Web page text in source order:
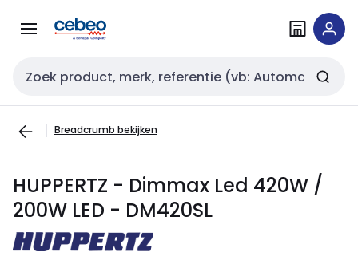
naar
naar
Zoekveld invoer
Breadcrumb bekijken
HUPPERTZ - Dimmax Led 420W /
200W LED - DM420SL